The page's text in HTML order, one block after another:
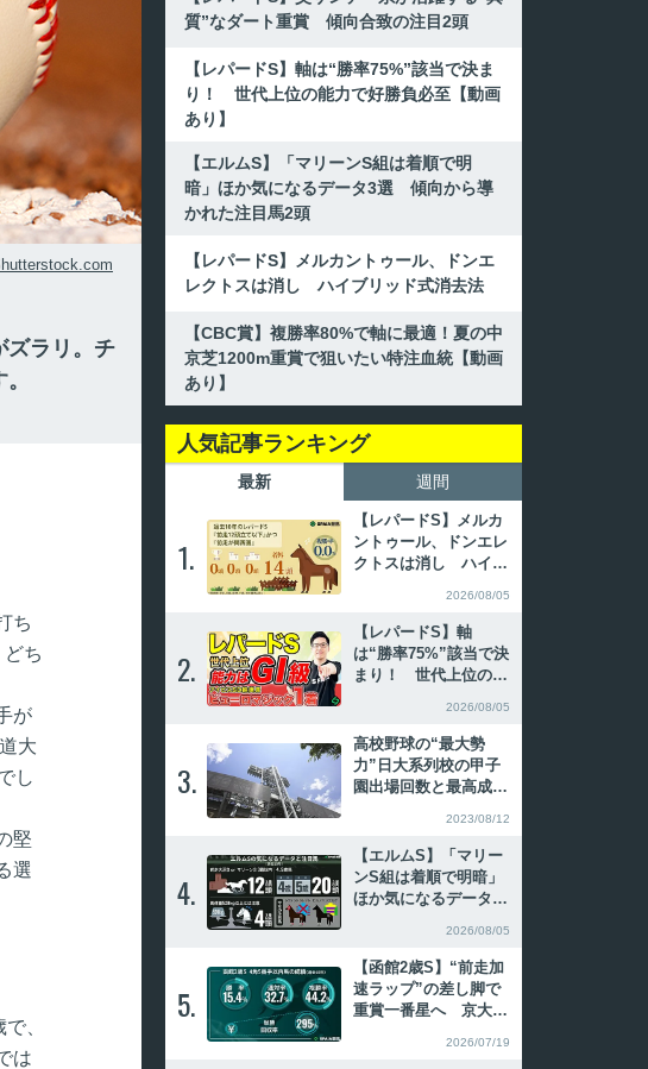
ズラリ。チ
ち
ち
が
大
し
堅
選
、
は
質”なダート重賞 傾向合致の注目2頭
【レパードS】軸は“勝率75%”該当で決ま
り！ 世代上位の能力で好勝負必至【動画
あり】
【エルムS】「マリーンS組は着順で明
暗」ほか気になるデータ3選 傾向から導
かれた注目馬2頭
【レパードS】メルカントゥール、ドンエ
レクトスは消し ハイブリッド式消去法
【CBC賞】複勝率80%で軸に最適！夏の中
京芝1200m重賞で狙いたい特注血統【動画
あり】
人気記事ランキング
最新 週間
1.
【レパードS】メルカ
ントゥール、ドンエレ
クトスは消し ハイブ
2026/08/05
2.
【レパードS】軸
は“勝率75%”該当で決
まり！ 世代上位の能
2026/08/05
3.
高校野球の“最大勢
力”日大系列校の甲子
園出場回数と最高成
2023/08/12
4.
【エルムS】「マリー
ンS組は着順で明暗」
ほか気になるデータ3
2026/08/05
5.
【函館2歳S】“前走加
速ラップ”の差し脚で
重賞一番星へ 京大競
2026/07/19